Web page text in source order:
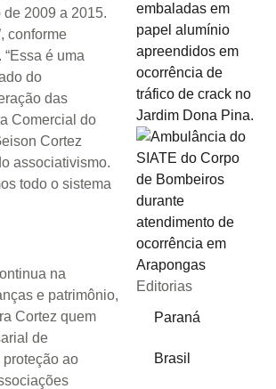
2009 a 2015.
conforme
é uma
do
das
Comercial do
Cortez
associativismo.
todo o sistema
na
e patrimônio,
Cortez quem
de
ao
Editorias
Paraná
Brasil